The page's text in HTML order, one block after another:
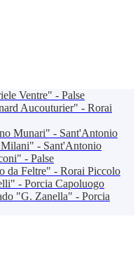
Ventre" - Palse
Aucouturier" - Rorai
Munari" - Sant'Antonio
- Sant'Antonio
- Palse
da Feltre" - Rorai Piccolo
- Porcia Capoluogo
"G. Zanella" - Porcia